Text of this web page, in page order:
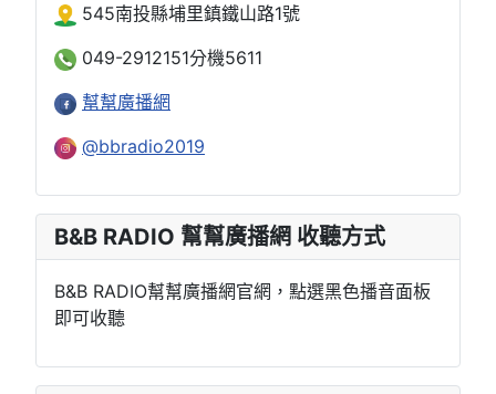
545南投縣埔里鎮鐵山路1號
049-2912151分機5611
幫幫廣播網
@bbradio2019
B&B RADIO 幫幫廣播網 收聽方式
B&B RADIO幫幫廣播網官網，點選黑色播音面板
即可收聽